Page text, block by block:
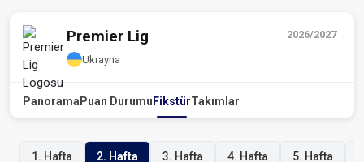
2026/2027
Premier Lig
Ukrayna
Panorama Puan Durumu FikstürTakımlar
1. Hafta 2. Hafta 3. Hafta 4. Hafta 5. Hafta